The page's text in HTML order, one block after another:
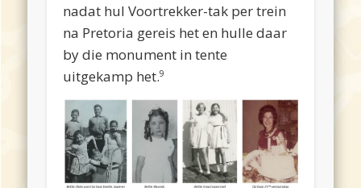
nadat hul Voortrekker-tak per trein
na Pretoria gereis het en hulle daar
by die monument in tente
uitgekamp het.9